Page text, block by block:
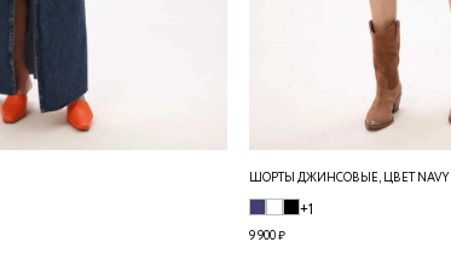
ШОРТЫ ДЖИНСОВЫЕ, ЦВЕТ NAVY
+1
9 900 ₽